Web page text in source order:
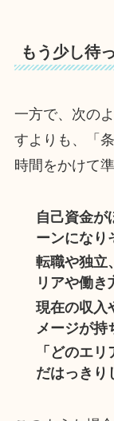
もう少し待
一方で、次の
すよりも、「
時間をかけて
自己資金が
ーンになり
転職や独立
リアや働
現在の収入
メージが持
「どのエ
だはっきり